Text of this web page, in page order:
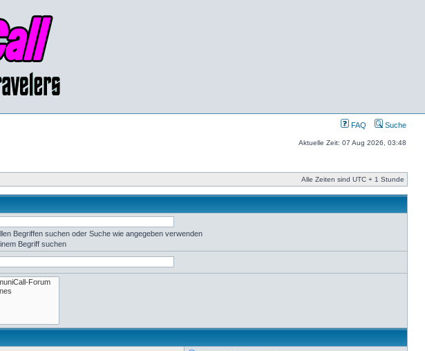
FAQ Suche
Aktuelle Zeit: 07 Aug 2026, 03:48
Alle Zeiten sind UTC + 1 Stunde
Begriffen suchen oder Suche wie angegeben verwenden
Begriff suchen